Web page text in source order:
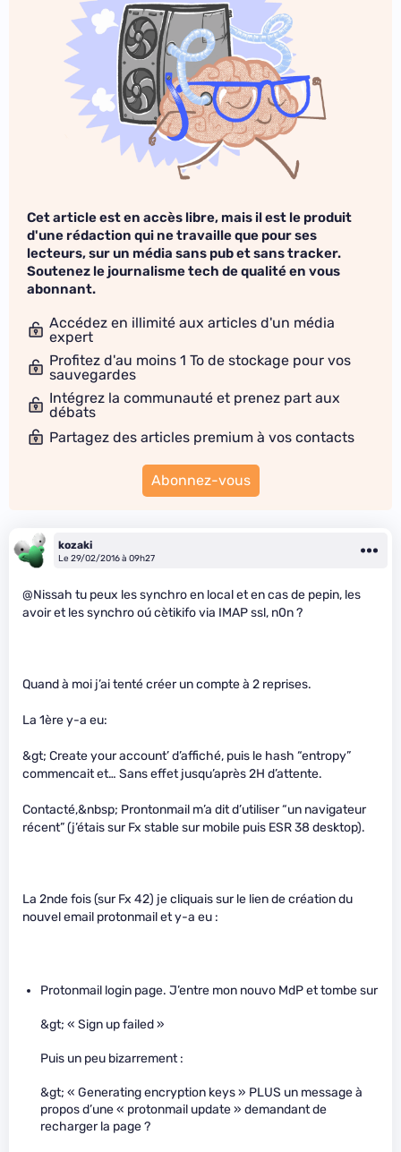
Cet article est en accès libre, mais il est le produit
d'une rédaction qui ne travaille que pour ses
lecteurs, sur un média sans pub et sans tracker.
Soutenez le journalisme tech de qualité en vous
abonnant.
Accédez en illimité aux articles d'un média
expert
Profitez d'au moins 1 To de stockage pour vos
sauvegardes
Intégrez la communauté et prenez part aux
débats
Partagez des articles premium à vos contacts
Abonnez-vous
kozaki
Le 29/02/2016 à 09h27
@Nissah tu peux les synchro en local et en cas de pepin, les
avoir et les synchro oú cètikifo via IMAP ssl, n0n ?
Quand à moi j’ai tenté créer un compte à 2 reprises.
La 1ère y-a eu:
&gt; Create your account’ d’affiché, puis le hash “entropy”
commencait et… Sans effet jusqu’après 2H d’attente.
Contacté,&nbsp; Prontonmail m’a dit d’utiliser “un navigateur
récent” (j’étais sur Fx stable sur mobile puis ESR 38 desktop).
La 2nde fois (sur Fx 42) je cliquais sur le lien de création du
nouvel email protonmail et y-a eu :
Protonmail login page. J’entre mon nouvo MdP et tombe sur
&gt; « Sign up failed »
Puis un peu bizarrement :
&gt; « Generating encryption keys » PLUS un message à
propos d’une « protonmail update » demandant de
recharger la page ?